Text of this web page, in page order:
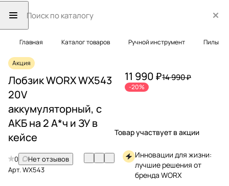
Главная Каталог товаров Ручной инструмент Пилы
Акция
Лобзик WORX WX543
20V
аккумуляторный, с
АКБ на 2 А*ч и ЗУ в
кейсе
0
Нет отзывов
Арт.WX543
11 990 ₽14 990 ₽
-20%
Товар участвует в акции
Инновации для жизни:
лучшие решения от
бренда WORX